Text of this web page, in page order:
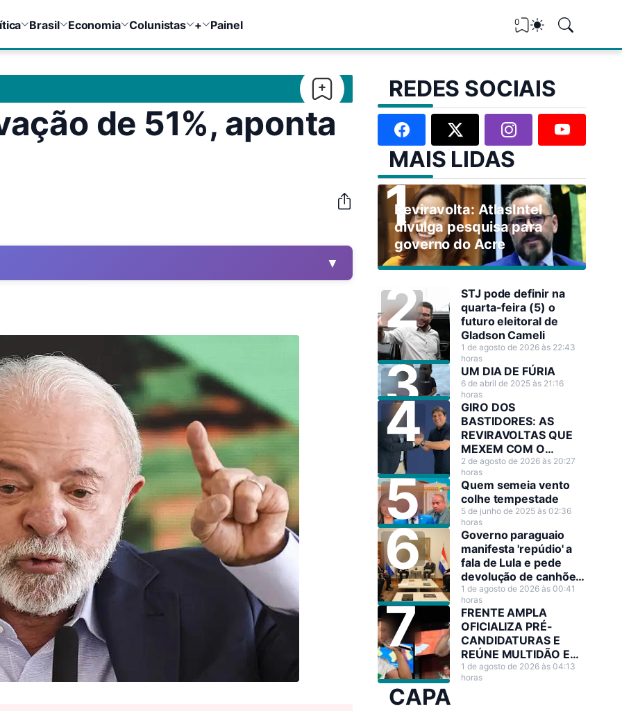
Brasil Economia Colunistas + Painel 0
de 51%, aponta
▼
REDES SOCIAIS
MAIS LIDAS
Reviravolta: AtlasIntel
divulga pesquisa para
governo do Acre
STJ pode definir na
quarta-feira (5) o
futuro eleitoral de
Gladson Cameli
1 de agosto de 2026 às 22:43
horas
UM DIA DE FÚRIA
6 de abril de 2025 às 21:16
horas
GIRO DOS
BASTIDORES: AS
REVIRAVOLTAS QUE
MEXEM COM O
CENÁRIO POLÍTICO
2 de agosto de 2026 às 20:27
horas
Quem semeia vento
colhe tempestade
5 de junho de 2025 às 02:36
horas
Governo paraguaio
manifesta 'repúdio' a
fala de Lula e pede
devolução de canhões
de guerra
1 de agosto de 2026 às 00:41
horas
FRENTE AMPLA
OFICIALIZA PRÉ-
CANDIDATURAS E
REÚNE MULTIDÃO EM
GRANDE ATO NO
ACRE
1 de agosto de 2026 às 04:13
horas
CAPA